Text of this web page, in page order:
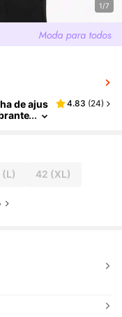
1/7
de ajus
4.83 (24)
(L) 42 (XL)